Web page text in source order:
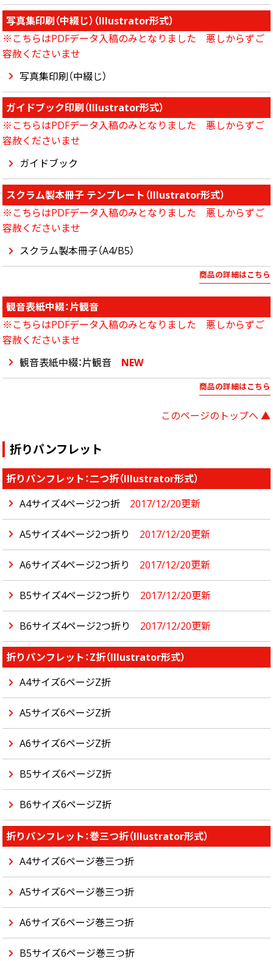
写真集印刷（中綴じ）（Illustrator形式）
※こちらはPDFデータ入稿のみとなりました 悪しからずご
容赦くださいませ
写真集印刷（中綴じ）
ガイドブック印刷（Illustrator形式）
※こちらはPDFデータ入稿のみとなりました 悪しからずご
容赦くださいませ
ガイドブック
スクラム製本冊子 テンプレート（Illustrator形式）
※こちらはPDFデータ入稿のみとなりました 悪しからずご
容赦くださいませ
スクラム製本冊子（A4/B5）
商品の詳細はこちら
観音表紙中綴：片観音
※こちらはPDFデータ入稿のみとなりました 悪しからずご
容赦くださいませ
観音表紙中綴：片観音 NEW
商品の詳細はこちら
このページのトップへ ▲
折りパンフレット
折りパンフレット：二つ折（Illustrator形式）
A4サイズ4ページ2つ折 2017/12/20更新
A5サイズ4ページ2つ折り 2017/12/20更新
A6サイズ4ページ2つ折り 2017/12/20更新
B5サイズ4ページ2つ折り 2017/12/20更新
B6サイズ4ページ2つ折り 2017/12/20更新
折りパンフレット：Z折（Illustrator形式）
A4サイズ6ページZ折
A5サイズ6ページZ折
A6サイズ6ページZ折
B5サイズ6ページZ折
B6サイズ6ページZ折
折りパンフレット：巻三つ折（Illustrator形式）
A4サイズ6ページ巻三つ折
A5サイズ6ページ巻三つ折
A6サイズ6ページ巻三つ折
B5サイズ6ページ巻三つ折